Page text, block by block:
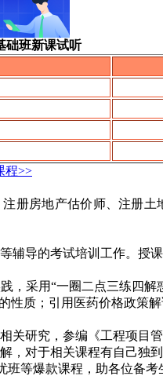
础班新课试听
程>>
册房地产估价师、注册
辅导的考试培训工作。授
采用“一圈二点三练四
性质；引用医药价格政策
研究，参编《工程项目
，对于相关课程有自己独
班等爆款课程，助各位备考